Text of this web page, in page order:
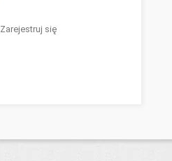
Zarejestruj się